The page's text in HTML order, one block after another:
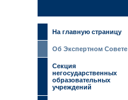
На главную страницу
Об Экспертном Совете
Секция
негосударственных
образовательных
учреждений